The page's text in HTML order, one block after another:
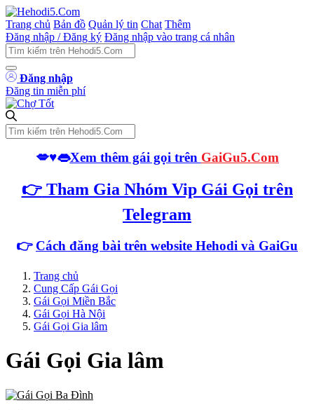
Trang chủ Bản đồ Quản lý tin Chat Thêm
Đăng nhập / Đăng ký Đăng nhập vào trang cá nhân
Đăng nhập
Đăng tin miễn phí
💋♥️👄Xem thêm gái gọi trên GaiGu5.Com
👉Tham Gia Nhóm Vip Gái Gọi trên
Telegram
👉 Cách đăng bài trên website Hehodi và GaiGu
Trang chủ
Cung Cấp Gái Gọi
Gái Gọi Miền Bắc
Gái Gọi Hà Nội
Gái Gọi Gia lâm
Gái Gọi Gia lâm